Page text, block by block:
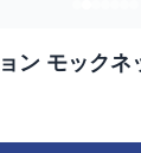
ン モックネ